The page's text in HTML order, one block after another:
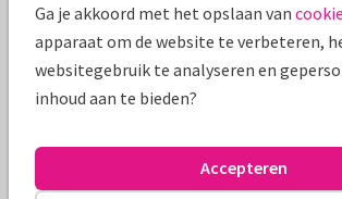
Productinformatie
Een feestelijke en algemene zakelijke
voor een teamuitje. Met gouden confetti.
Alle kaarten zijn helemaal naar wens aan
Ga je akkoord met het opslaan van
apparaat om de website te verbeteren,
websitegebruik te analyseren en
inhoud aan te bieden?
Accepteren